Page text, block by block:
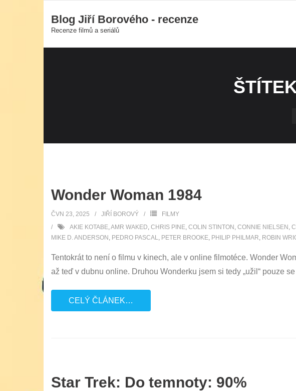
content
Blog Jiří Borového - recenze
Recenze filmů a seriálů
Wonder Woman 1984
ČVN 23, 2025 JIŘÍ BOROVÝ
FILMY
AKIE KOTABE,AMR WAKED, CHRIS PINE, COLIN STINTON , CONNIE NIELSEN ,
MIKE D. ANDERSON , PEDRO PASCAL, PETER BROOKE, PHILIP PHILMAR, ROBIN
Tentokrát to není o filmu v kinech, ale v online filmotéce. Wonder
až teď v dubnu online. Druhou Wonderku jsem si tedy „užil“ pouze
CELÝ ČLÁNEK…
Star Trek: Do temnoty: 90%